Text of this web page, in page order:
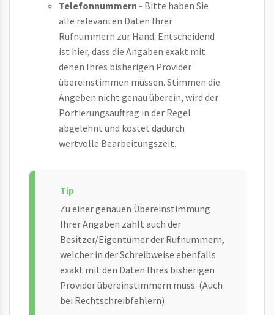
Telefonnummern - Bitte haben Sie
alle relevanten Daten Ihrer
Rufnummern zur Hand. Entscheidend
ist hier, dass die Angaben exakt mit
denen Ihres bisherigen Provider
übereinstimmen müssen. Stimmen die
Angeben nicht genau überein, wird der
Portierungsauftrag in der Regel
abgelehnt und kostet dadurch
wertvolle Bearbeitungszeit.
Zu einer genauen Übereinstimmung
Ihrer Angaben zählt auch der
Besitzer/Eigentümer der Rufnummern,
welcher in der Schreibweise ebenfalls
exakt mit den Daten Ihres bisherigen
Provider übereinstimmern muss. (Auch
bei Rechtschreibfehlern)